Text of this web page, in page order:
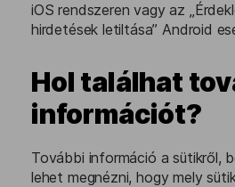
iOS rendszeren vagy az
hirdetések letiltása” Android
Hol találhat
információt?
További információ a sütikről,
lehet megnézni, hogy mely